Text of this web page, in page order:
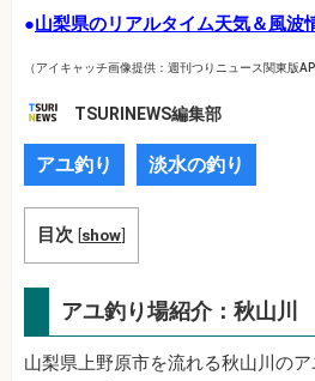
●山梨県のリアルタイム天気＆風波
（アイキャッチ画像提供：週刊つりニュース関東版
TSURINEWS編集部
アユ釣り 淡水の釣り
目次 [show]
アユ釣り場紹介：秋山川
山梨県上野原市を流れる秋山川の